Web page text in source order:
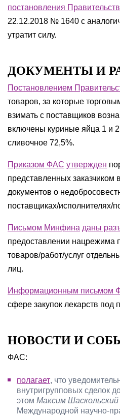
постановления
22.12.2018 № 1640 с
утратит силу.
ДОКУМЕНТЫ И
Постановлением
товаров, за которые
взимать с поставщиков
включены куриные яйца 1 и
сливочное 72,5%.
Приказом ФАС утвержден
представленных
документов о
поставщиках/исполнителях/
Письмом Минфина даны
предоставлении нацрежима
товаров/работ/услуг
лиц.
Информационным письмом
сфере закупок лекарств под
НОВОСТИ И
ФАС:
полагает, что
внутригрупповых сделок
этом Максим Шаскольский
Международной научно-